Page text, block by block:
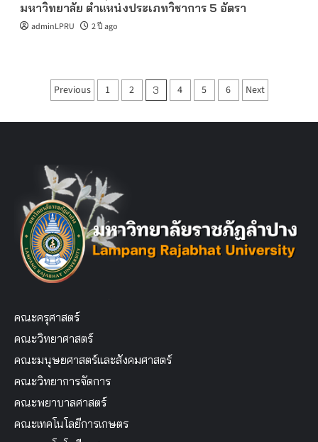
มหาวิทยาลัย ตำแหน่งประเภทวิชาการ 5 อัตรา
adminLPRU 2 ปี ago
Posts
Previous 1 2 3 4 5 6 Next
คณะครุศาสตร์
คณะวิทยาศาสตร์
คณะมนุษยศาสตร์และสังคมศาสตร์
คณะวิทยาการจัดการ
คณะพยาบาลศาสตร์
คณะเทคโนโลยีการเกษตร